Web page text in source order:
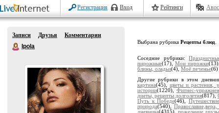
Регистрация Вход Рейтинги
Записи Друзья
Комментарии
Ipola
Выбрана рубрика Рецепты блюд
Соседние рубрики:
пирожные(17), Мои пирожки
блины, оладьи(4), Моё печенье(6)
Другие рубрики в этом
картина(45),цветы и растения,
истории(1220), Фитнес-
диеты, рецепты долголетия(817),
Путь к Победе(46),
природа(540),
дневника(4315), пожелание